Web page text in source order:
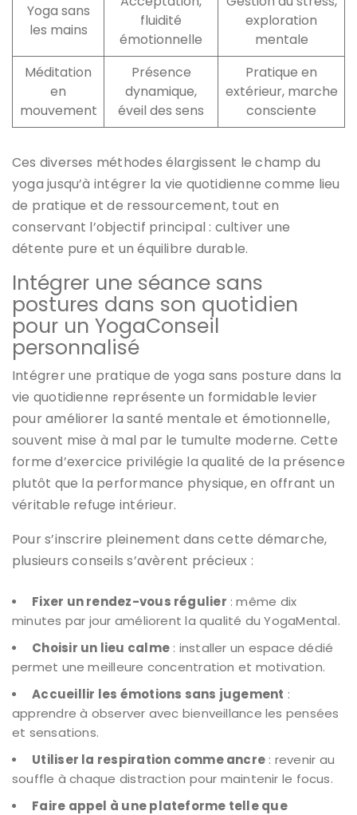
Yoga sans
les mains
fluidité
émotionnelle
exploration
mentale
Méditation
en
mouvement
Présence
dynamique,
éveil des sens
Pratique en
extérieur, marche
consciente
Ces diverses méthodes élargissent le champ du
yoga jusqu’à intégrer la vie quotidienne comme lieu
de pratique et de ressourcement, tout en
conservant l’objectif principal : cultiver une
détente pure et un équilibre durable.
Intégrer une séance sans
postures dans son quotidien
pour un YogaConseil
personnalisé
Intégrer une pratique de yoga sans posture dans la
vie quotidienne représente un formidable levier
pour améliorer la santé mentale et émotionnelle,
souvent mise à mal par le tumulte moderne. Cette
forme d’exercice privilégie la qualité de la présence
plutôt que la performance physique, en offrant un
véritable refuge intérieur.
Pour s’inscrire pleinement dans cette démarche,
plusieurs conseils s’avèrent précieux :
Fixer un rendez-vous régulier : même dix
minutes par jour améliorent la qualité du YogaMental.
Choisir un lieu calme: installer un espace dédié
permet une meilleure concentration et motivation.
Accueillir les émotions sans jugement :
apprendre à observer avec bienveillance les pensées
et sensations.
Utiliser la respiration comme ancre : revenir au
souffle à chaque distraction pour maintenir le focus.
Faire appel à une plateforme telle que